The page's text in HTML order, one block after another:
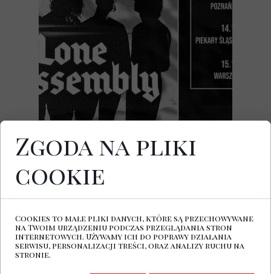
15.11.2026
Potok : Drugi Dom Ludzi Rocka, ul. Marii
KLIKNIJ ABY KUPIĆ BILET
wyrusza w trasę koncertową promującą
debiutancki album „Knots & Chains”. Ich
muzyka to hipnotyzujące połączenie new
wave'u, romantycznego synthpopu i
Zgoda na pliki
cookie
Cookies to małe pliki danych, które są przechowywane
na Twoim urządzeniu podczas przeglądania stron
internetowych. Używamy ich do poprawy działania
serwisu, personalizacji treści, oraz analizy ruchu na
stronie.